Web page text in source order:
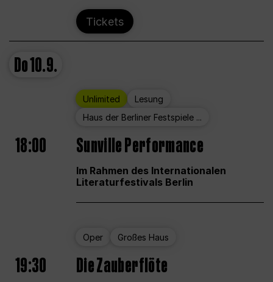
Tickets
Do10.9.
Unlimited
Lesung
Haus der Berliner Festspiele ...
18:00 Sunville Performance
Im Rahmen des Internationalen
Literaturfestivals Berlin
Oper Großes Haus
19:30 Die Zauberflöte